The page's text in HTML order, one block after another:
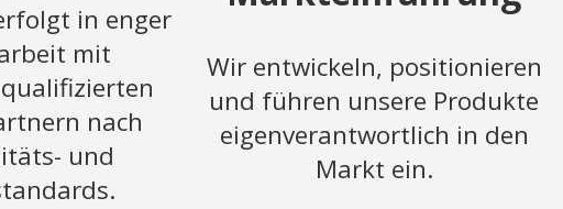
in enger
mit
nach
und
Wir entwickeln, positionieren
und führen unsere Produkte
eigenverantwortlich in den
Markt ein.